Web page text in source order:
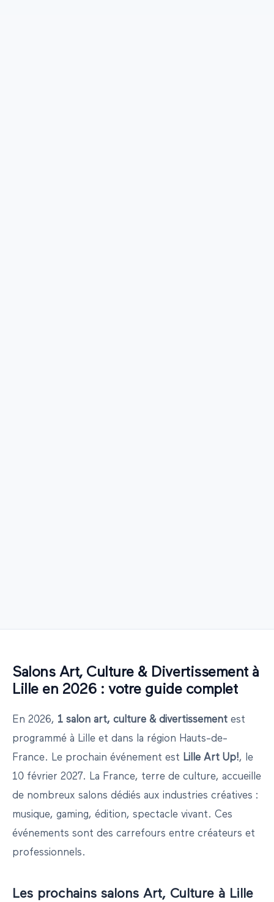
Salons Art, Culture & Divertissementà
Lilleen 2026: votre guide complet
En 2026, 1 salon art, culture & divertissement est
programmé à Lille et dans la région Hauts-de-
France. Le prochain événement est Lille Art Up!, le
10 février 2027. La France, terre de culture, accueille
de nombreux salons dédiés aux industries créatives :
musique, gaming, édition, spectacle vivant. Ces
événements sont des carrefours entre créateurs et
professionnels.
Les prochains salons Art, Culture à Lille